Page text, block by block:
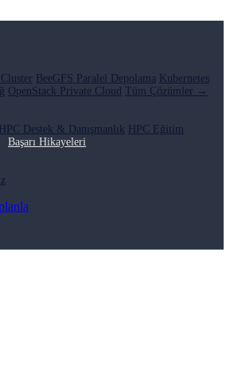
BeeGFS Paralel Depolama Kubernetes
OpenStack Private Cloud Tüm Çözümler →
HPC Destek & Danışmanlık
HPC Eğitim
Başarı Hikayeleri